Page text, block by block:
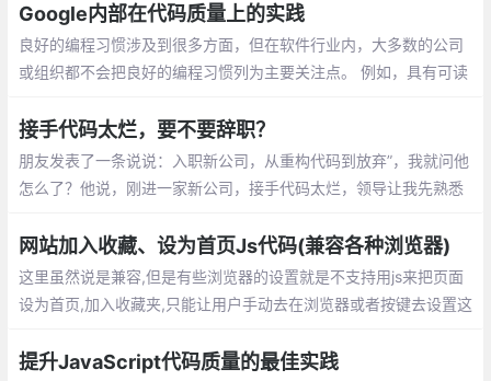
Google内部在代码质量上的实践
良好的编程习惯涉及到很多方面，但在软件行业内，大多数的公司
或组织都不会把良好的编程习惯列为主要关注点。 例如，具有可读
义，前者的意义在于可以让代码更易于理解和修改。
接手代码太烂，要不要辞职？
朋友发表了一条说说：入职新公司，从重构代码到放弃”，我就问他
怎么了？他说，刚进一家新公司，接手代码太烂，领导让我先熟悉
网站加入收藏、设为首页Js代码(兼容各种浏览器)
这里虽然说是兼容,但是有些浏览器的设置就是不支持用js来把页面
设为首页,加入收藏夹,只能让用户手动去在浏览器或者按键去设置这
提升JavaScript代码质量的最佳实践